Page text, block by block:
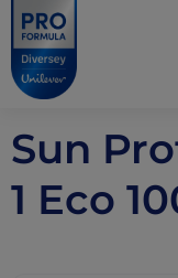
Skip to main content
Skip to navigation
Skip to footer
Pro Formula
Sun
1 Eco